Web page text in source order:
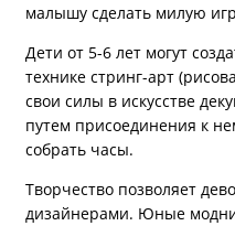
малышу сделать милую
Дети от 5-6 лет могут
технике стринг-арт
свои силы в искусстве
путем присоединения к
собрать часы.
Творчество позволяет
дизайнерами. Юные